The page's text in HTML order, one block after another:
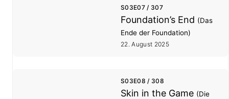
S03E07 / 307
Foundation’s End (Das
Ende der Foundation)
22. August 2025
S03E08 / 308
Skin in the Game (Die